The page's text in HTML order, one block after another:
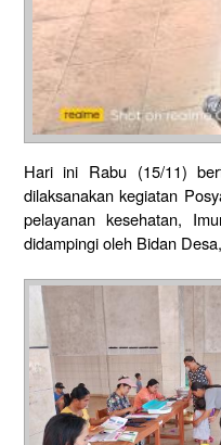
Hari ini Rabu (15/11)
dilaksanakan kegiatan
pelayanan kesehatan,
didampingi oleh Bidan